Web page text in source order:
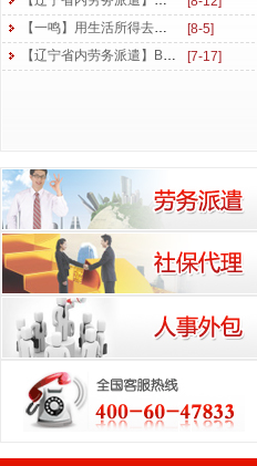
【一鸣】用生活所得去读书 用学习所得去工作
[8-5]
【辽宁省内劳务派遣】BQ开启 勇创佳绩 | 东北一鸣6月拓展培训后续盘点
[7-17]